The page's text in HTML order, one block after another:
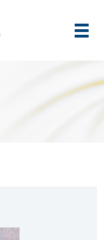
メ